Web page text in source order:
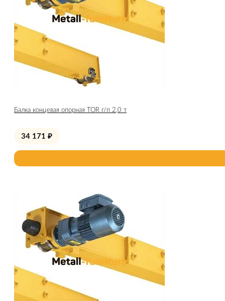
Балка концевая опорная TOR г/п 2,0 т
34 171 ₽